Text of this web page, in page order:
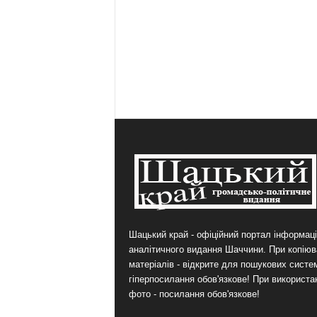
Шацький край - офіційний портал
аналітичного видання Шаччини. При
матеріалів - відкрите для пошукових
гіперпосилання обов'язкове! При
фото - посилання обов'язкове!